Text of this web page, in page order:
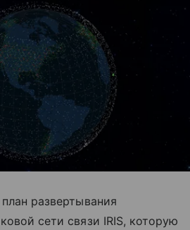
развертывания
сети связи IRIS, которую